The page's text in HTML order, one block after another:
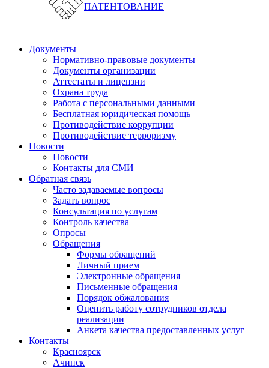
ПАТЕНТОВАНИЕ
Документы
Нормативно-правовые документы
Документы организации
Аттестаты и лицензии
Охрана труда
Работа с персональными данными
Бесплатная юридическая помощь
Противодействие коррупции
Противодействие терроризму
Новости
Новости
Контакты для СМИ
Обратная связь
Часто задаваемые вопросы
Задать вопрос
Консультация по услугам
Контроль качества
Опросы
Обращения
Формы обращений
Личный прием
Электронные обращения
Письменные обращения
Порядок обжалования
Оценить работу сотрудников отдела
реализации
Анкета качества предоставленных услуг
Контакты
Красноярск
Ачинск